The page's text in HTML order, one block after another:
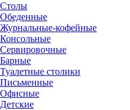
Столы
Обеденные
Журнальные-кофейные
Консольные
Сервировочные
Барные
Туалетные столики
Письменные
Офисные
Детские